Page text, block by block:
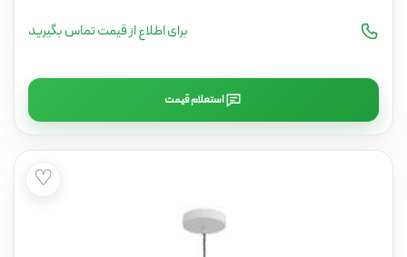
برای اطلاع از قیمت تماس بگیرید
استعلام قیمت
♡